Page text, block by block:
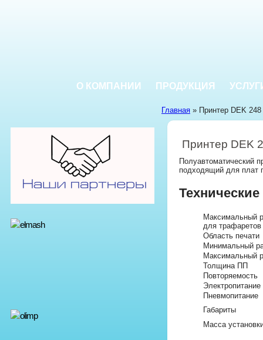
О КОМПАНИИ ПРОДУКЦИЯ
Главная » Принтер DEK 248
Принтер DEK
Полуавтоматический
подходящий для плат
Максимальный
для трафаретов
Область печати
Минимальный
Максимальный
Толщина ПП
Повторяемость
Электропитание
Пневмопитание
Габариты
Масса